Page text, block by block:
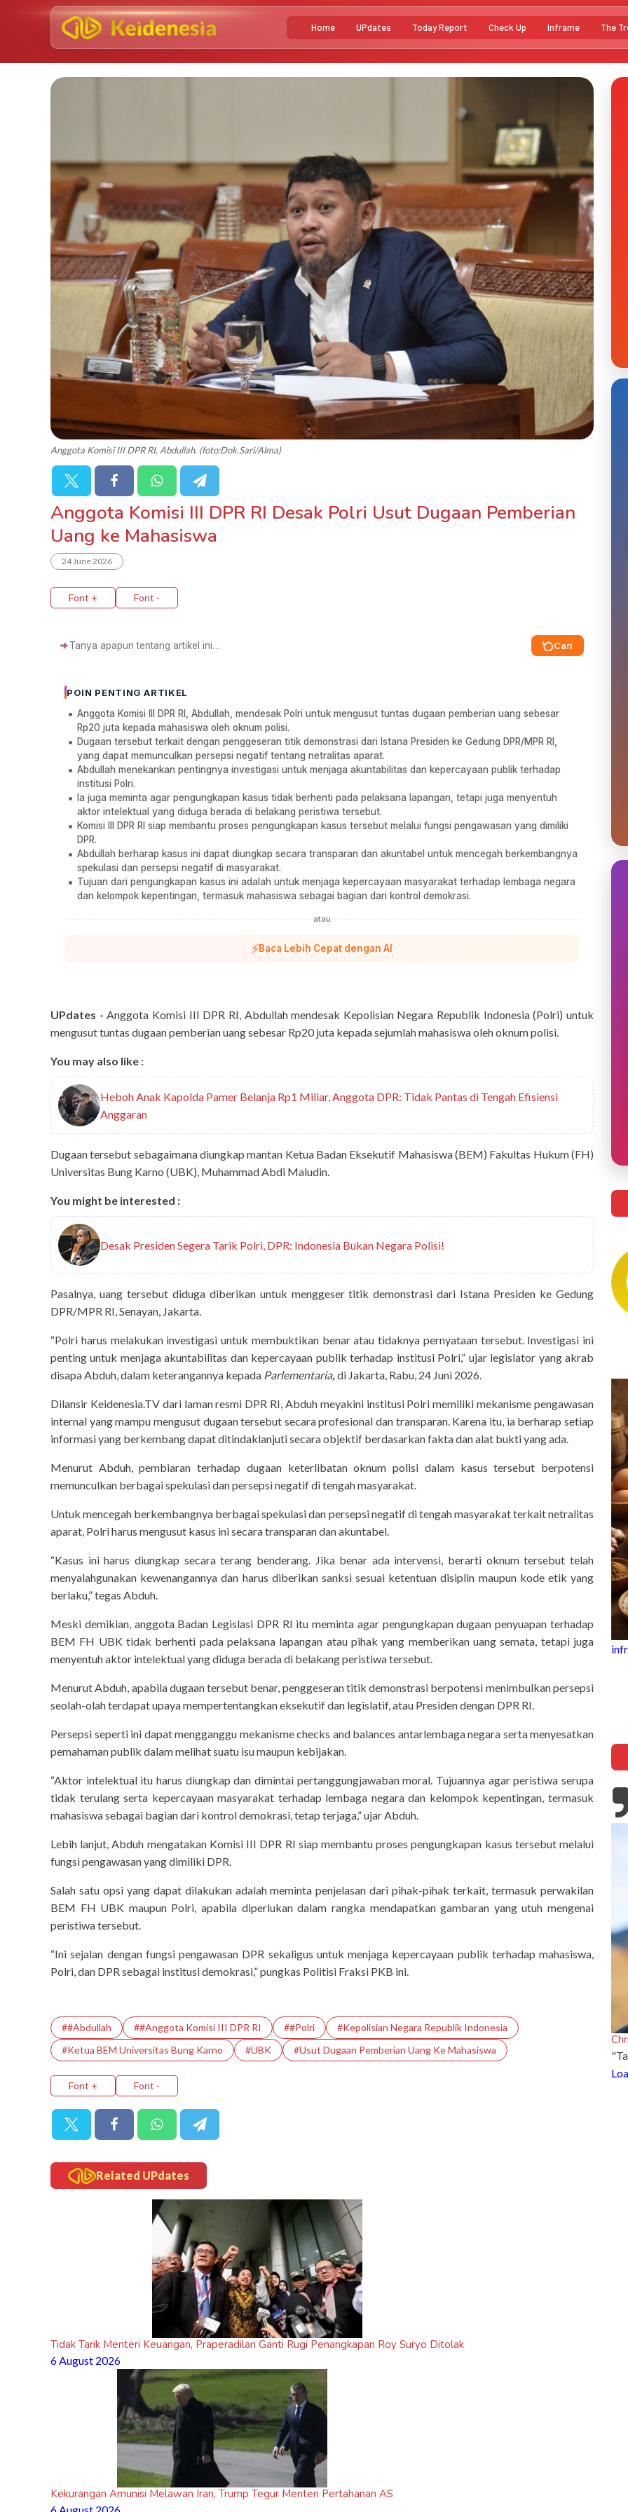
Home UPdates Today Report Check Up Inframe The
Anggota Komisi III DPR RI, Abdullah. (foto:Dok.Sari/Alma)
Anggota Komisi III DPR RI Desak Polri Usut Dugaan Pemberian
Uang ke Mahasiswa
24 June 2026
Font + Font -
✦ Cari
POIN PENTING ARTIKEL
Anggota Komisi III DPR RI, Abdullah, mendesak Polri untuk mengusut tuntas dugaan pemberian uang sebesar
Rp20 juta kepada mahasiswa oleh oknum polisi.
Dugaan tersebut terkait dengan penggeseran titik demonstrasi dari Istana Presiden ke Gedung DPR/MPR RI,
yang dapat memunculkan persepsi negatif tentang netralitas aparat.
Abdullah menekankan pentingnya investigasi untuk menjaga akuntabilitas dan kepercayaan publik terhadap
institusi Polri.
Ia juga meminta agar pengungkapan kasus tidak berhenti pada pelaksana lapangan, tetapi juga menyentuh
aktor intelektual yang diduga berada di belakang peristiwa tersebut.
Komisi III DPR RI siap membantu proses pengungkapan kasus tersebut melalui fungsi pengawasan yang dimiliki
DPR.
Abdullah berharap kasus ini dapat diungkap secara transparan dan akuntabel untuk mencegah berkembangnya
spekulasi dan persepsi negatif di masyarakat.
Tujuan dari pengungkapan kasus ini adalah untuk menjaga kepercayaan masyarakat terhadap lembaga negara
dan kelompok kepentingan, termasuk mahasiswa sebagai bagian dari kontrol demokrasi.
atau
⚡Baca Lebih Cepat dengan AI
UPdates - Anggota Komisi III DPR RI, Abdullah mendesak Kepolisian Negara Republik Indonesia (Polri) untuk
mengusut tuntas dugaan pemberian uang sebesar Rp20 juta kepada sejumlah mahasiswa oleh oknum polisi.
You may also like :
Heboh Anak Kapolda Pamer Belanja Rp1 Miliar, Anggota DPR: Tidak Pantas di Tengah Efisiensi
Anggaran
Dugaan tersebut sebagaimana diungkap mantan Ketua Badan Eksekutif Mahasiswa (BEM) Fakultas Hukum (FH)
Universitas Bung Karno (UBK), Muhammad Abdi Maludin.
You might be interested :
Desak Presiden Segera Tarik Polri, DPR: Indonesia Bukan Negara Polisi!
Pasalnya, uang tersebut diduga diberikan untuk menggeser titik demonstrasi dari Istana Presiden ke Gedung
DPR/MPR RI, Senayan, Jakarta.
“Polri harus melakukan investigasi untuk membuktikan benar atau tidaknya pernyataan tersebut. Investigasi ini
penting untuk menjaga akuntabilitas dan kepercayaan publik terhadap institusi Polri,” ujar legislator yang akrab
disapa Abduh, dalam keterangannya kepada Parlementaria,di Jakarta, Rabu, 24 Juni 2026.
Dilansir Keidenesia.TV dari laman resmi DPR RI, Abduh meyakini institusi Polri memiliki mekanisme pengawasan
internal yang mampu mengusut dugaan tersebut secara profesional dan transparan. Karena itu, ia berharap setiap
informasi yang berkembang dapat ditindaklanjuti secara objektif berdasarkan fakta dan alat bukti yang ada.
Menurut Abduh, pembiaran terhadap dugaan keterlibatan oknum polisi dalam kasus tersebut berpotensi
memunculkan berbagai spekulasi dan persepsi negatif di tengah masyarakat.
Untuk mencegah berkembangnya berbagai spekulasi dan persepsi negatif di tengah masyarakat terkait netralitas
aparat, Polri harus mengusut kasus ini secara transparan dan akuntabel.
“Kasus ini harus diungkap secara terang benderang. Jika benar ada intervensi, berarti oknum tersebut telah
menyalahgunakan kewenangannya dan harus diberikan sanksi sesuai ketentuan disiplin maupun kode etik yang
berlaku,” tegas Abduh.
Meski demikian, anggota Badan Legislasi DPR RI itu meminta agar pengungkapan dugaan penyuapan terhadap
BEM FH UBK tidak berhenti pada pelaksana lapangan atau pihak yang memberikan uang semata, tetapi juga
menyentuh aktor intelektual yang diduga berada di belakang peristiwa tersebut.
Menurut Abduh, apabila dugaan tersebut benar, penggeseran titik demonstrasi berpotensi menimbulkan persepsi
seolah-olah terdapat upaya mempertentangkan eksekutif dan legislatif, atau Presiden dengan DPR RI.
Persepsi seperti ini dapat mengganggu mekanisme checks and balances antarlembaga negara serta menyesatkan
pemahaman publik dalam melihat suatu isu maupun kebijakan.
“Aktor intelektual itu harus diungkap dan dimintai pertanggungjawaban moral. Tujuannya agar peristiwa serupa
tidak terulang serta kepercayaan masyarakat terhadap lembaga negara dan kelompok kepentingan, termasuk
mahasiswa sebagai bagian dari kontrol demokrasi, tetap terjaga,” ujar Abduh.
Lebih lanjut, Abduh mengatakan Komisi III DPR RI siap membantu proses pengungkapan kasus tersebut melalui
fungsi pengawasan yang dimiliki DPR.
Salah satu opsi yang dapat dilakukan adalah meminta penjelasan dari pihak-pihak terkait, termasuk perwakilan
BEM FH UBK maupun Polri, apabila diperlukan dalam rangka mendapatkan gambaran yang utuh mengenai
peristiwa tersebut.
“Ini sejalan dengan fungsi pengawasan DPR sekaligus untuk menjaga kepercayaan publik terhadap mahasiswa,
Polri, dan DPR sebagai institusi demokrasi,” pungkas Politisi Fraksi PKB ini.
##Abdullah ##Anggota Komisi III DPR RI ##Polri
#Kepolisian Negara Republik Indonesia
#Ketua BEM Universitas Bung Karno
#UBK #Usut Dugaan Pemberian Uang Ke Mahasiswa
Font + Font -
Related UPdates
Tidak Tarik Menteri Keuangan, Praperadilan Ganti Rugi Penangkapan Roy Suryo Ditolak
6 August 2026
Kekurangan Amunisi Melawan Iran, Trump Tegur Menteri Pertahanan AS
sportsholic
Jadwal Siaran Langsung Piala AFF 2026:
Laga Hidup Mati Singapura Vs Timnas
Indonesia
inframe